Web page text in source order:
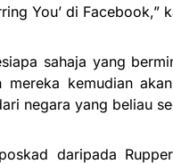
You’ di Facebook,”
sahaja yang
kemudian
negara yang beliau
daripada